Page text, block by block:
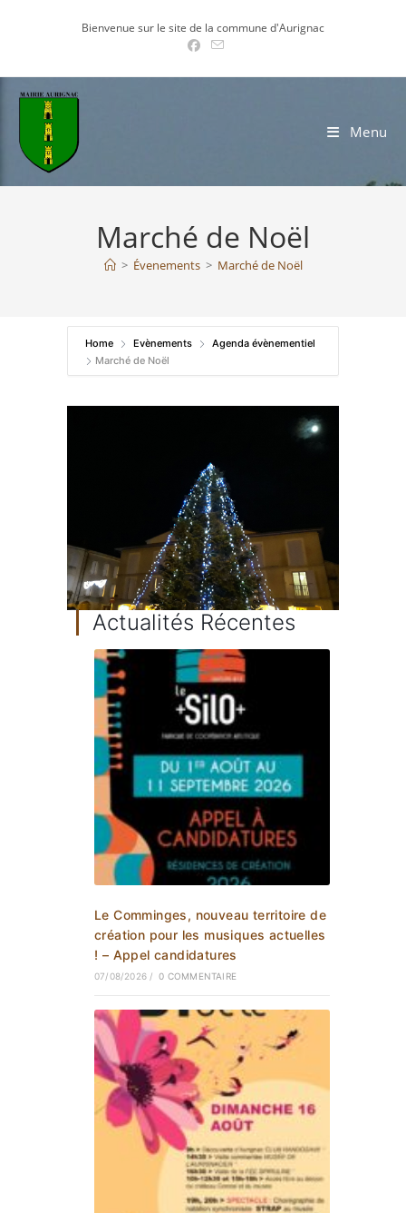
Bienvenue sur le site de la commune d'Aurignac
Menu
Marché de Noël
> Évenements > Marché de Noël
Home Evènements
Agenda évènementiel
Marché de Noël
Actualités Récentes
Le Comminges, nouveau territoire de
création pour les musiques actuelles
! – Appel candidatures
07/08/2026 / 0 COMMENTAIRE